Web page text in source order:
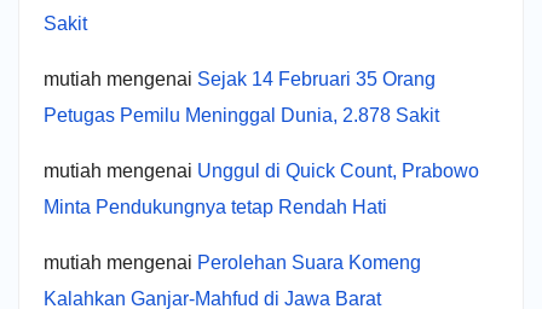
Sakit
mutiah mengenai Sejak 14 Februari 35 Orang
Petugas Pemilu Meninggal Dunia, 2.878 Sakit
mutiah mengenai Unggul di Quick Count, Prabowo
Minta Pendukungnya tetap Rendah Hati
mutiah mengenai Perolehan Suara Komeng
Kalahkan Ganjar-Mahfud di Jawa Barat